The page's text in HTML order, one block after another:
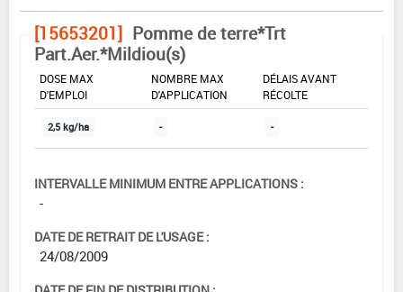
[15653201] Pomme de terre*Trt
Part.Aer.*Mildiou(s)
DOSE MAX
D'EMPLOI
NOMBRE MAX
D'APPLICATION
DÉLAIS AVANT
RÉCOLTE
2,5 kg/ha - -
INTERVALLE MINIMUM ENTRE APPLICATIONS :
-
DATE DE RETRAIT DE L'USAGE :
24/08/2009